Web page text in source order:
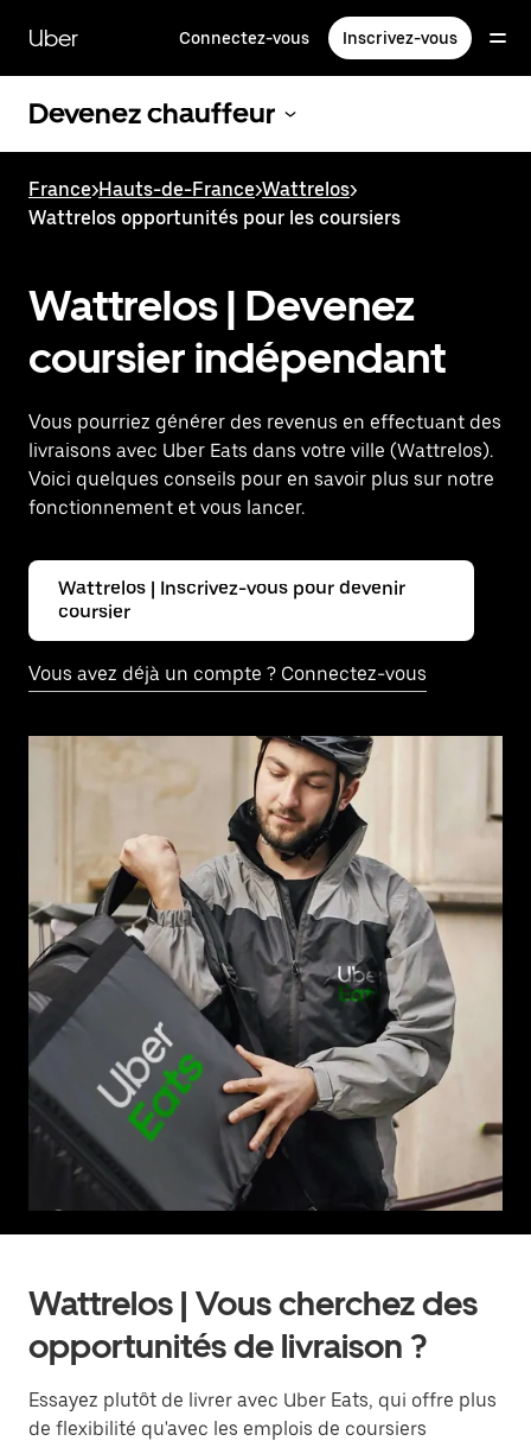
contenu
principal
Uber Connectez-vous Inscrivez-vous
Devenez chauffeur
France>Hauts-de-France>Wattrelos>
Wattrelos opportunités pour les coursiers
Wattrelos | Devenez
coursier indépendant
Vous pourriez générer des revenus en effectuant des
livraisons avec Uber Eats dans votre ville (Wattrelos).
Voici quelques conseils pour en savoir plus sur notre
fonctionnement et vous lancer.
Wattrelos | Inscrivez-vous pour devenir
coursier
Vous avez déjà un compte ? Connectez-vous
Wattrelos | Vous cherchez des
opportunités de livraison ?
Essayez plutôt de livrer avec Uber Eats, qui offre plus
de flexibilité qu'avec les emplois de coursiers